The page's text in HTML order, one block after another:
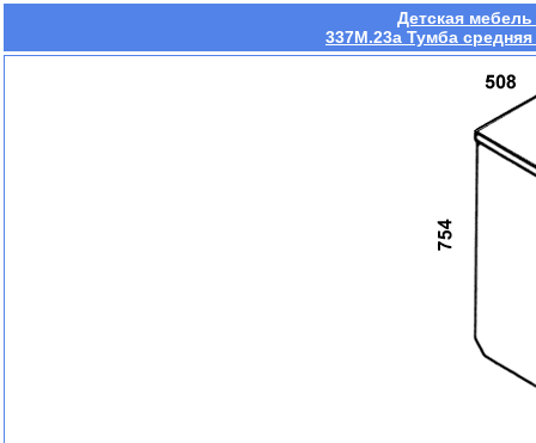
Детская
337М.23a Тумба